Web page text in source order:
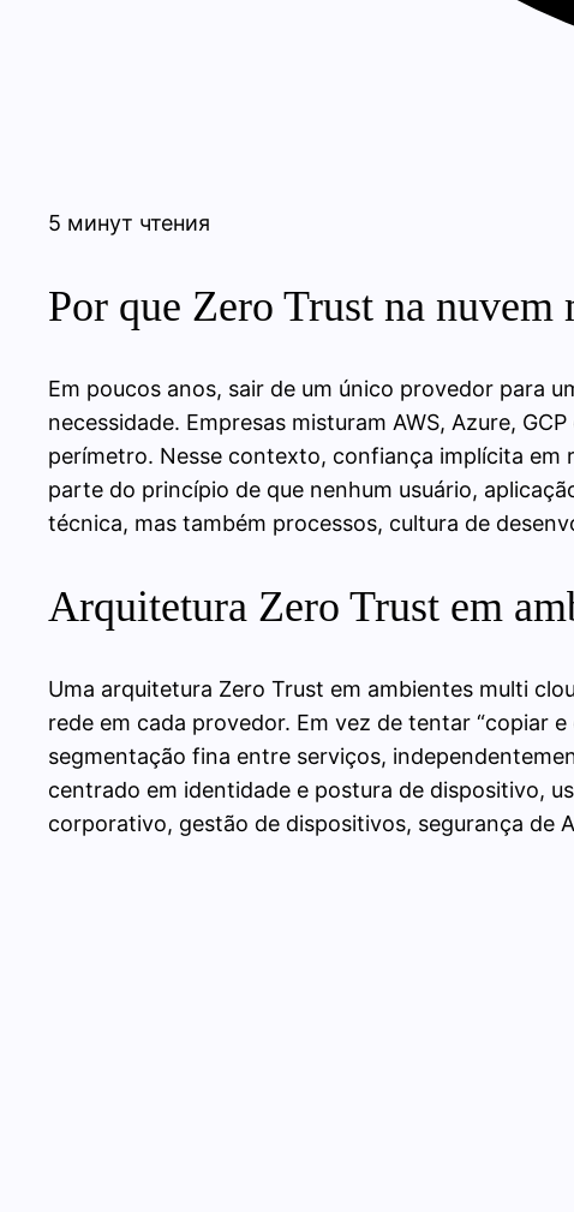
5 минут чтения
Por que Zero Trust na
Em poucos anos, sair de um único provedor para
necessidade. Empresas misturam AWS, Azure,
perímetro. Nesse contexto, confiança implícita em
parte do princípio de que nenhum usuário,
técnica, mas também processos, cultura de
Arquitetura Zero Trust em
Uma arquitetura Zero Trust em ambientes multi
rede em cada provedor. Em vez de tentar “copiar
segmentação fina entre serviços,
centrado em identidade e postura de dispositivo,
corporativo, gestão de dispositivos, segurança de